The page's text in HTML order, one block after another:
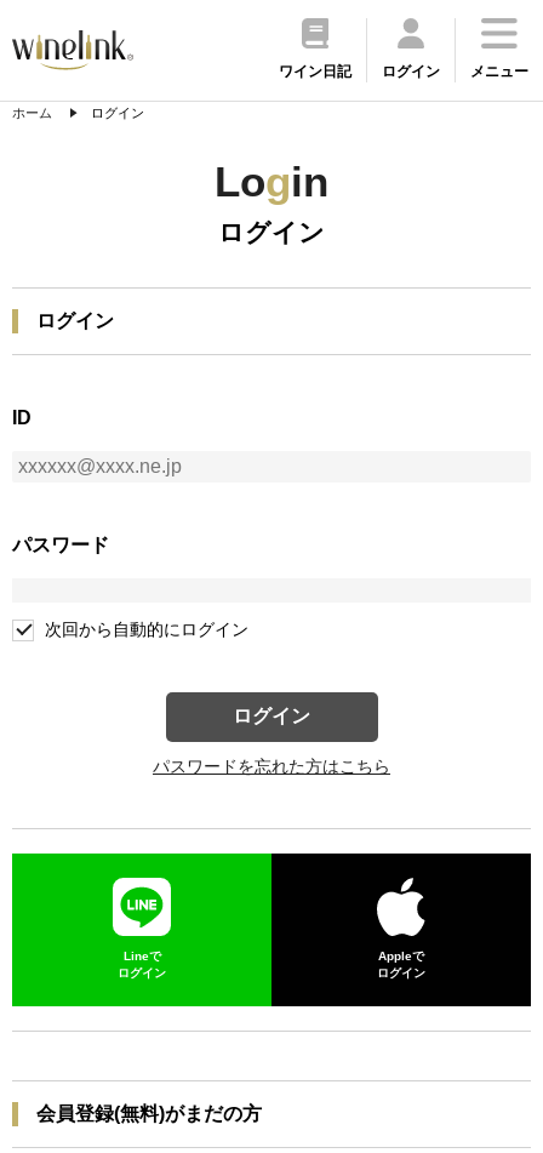
ワイン日記 ログイン メニュー
ホーム ログイン
Login
ログイン
ログイン
ID
パスワード
次回から自動的にログイン
ログイン
パスワードを忘れた方はこちら
Lineで
ログイン
Appleで
ログイン
会員登録(無料)がまだの方